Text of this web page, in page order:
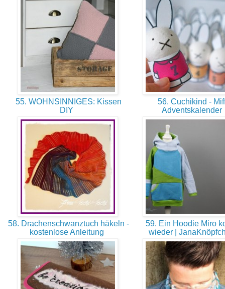
55. WOHNSINNIGES: Kissen
DIY
56. Cuchikind -
Adventskalender
58. Drachenschwanztuch häkeln -
kostenlose Anleitung
59. Ein Hoodie Miro
wieder |